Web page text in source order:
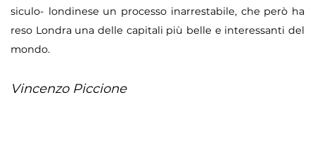
siculo- londinese un processo inarrestabile, che però ha
reso Londra una delle capitali più belle e interessanti del
mondo.
Vincenzo Piccione